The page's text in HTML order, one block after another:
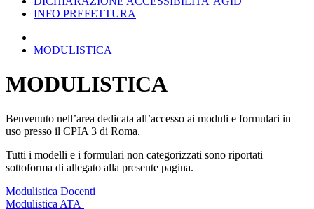
INFO PREFETTURA
MODULISTICA
MODULISTICA
Benvenuto nell’area dedicata all’accesso ai moduli e formulari in
uso presso il CPIA 3 di Roma.
Tutti i modelli e i formulari non categorizzati sono riportati
sottoforma di allegato alla presente pagina.
Modulistica Docenti
Modulistica ATA